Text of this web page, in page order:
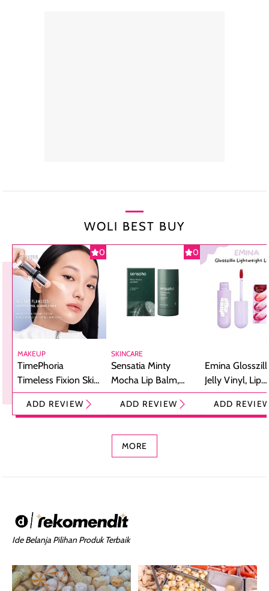
WOLI BEST BUY
0
MAKEUP
TimePhoria
Timeless Fixion Skin
Tint Stick,
Foundation dan
ADD REVIEW
0
SKINCARE
Sensatia Minty
Mocha Lip Balm,
Pelembap Bibir
dengan Aroma
ADD REVIEW
Emina
Jelly Vinyl, Lip
Cream Glossy
Ringan
ADD
MORE
Ide Belanja Pilihan Produk Terbaik